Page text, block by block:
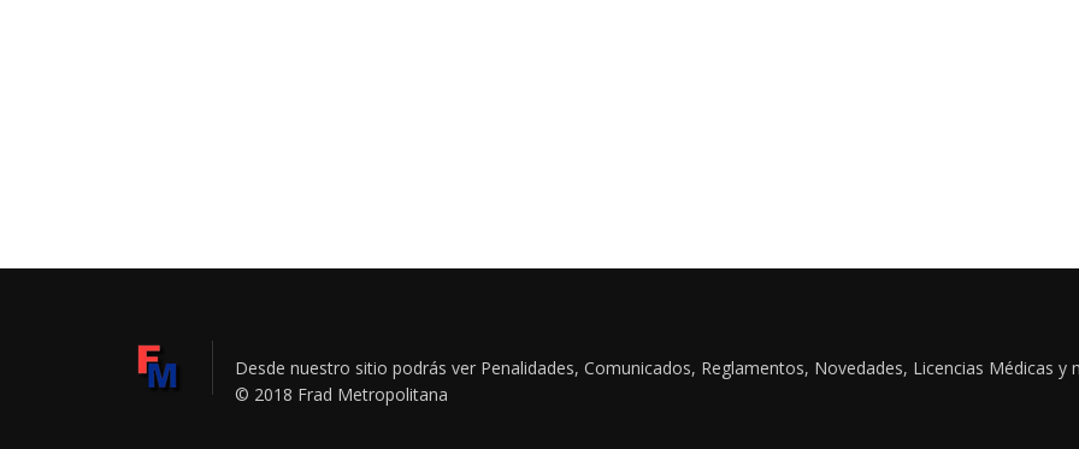
Desde nuestro sitio podrás ver Penalidades, Comunicados, Reglamentos, Novedades, Licencias Médicas y
© 2018 Frad Metropolitana